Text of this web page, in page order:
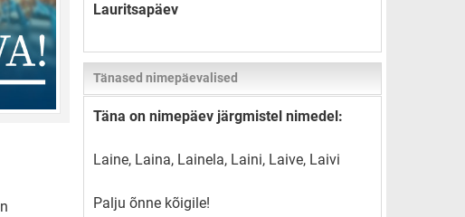
Lauritsapäev
Tänased nimepäevalised
Täna on nimepäev järgmistel nimedel:
Laine, Laina, Lainela, Laini, Laive, Laivi
Palju õnne kõigile!